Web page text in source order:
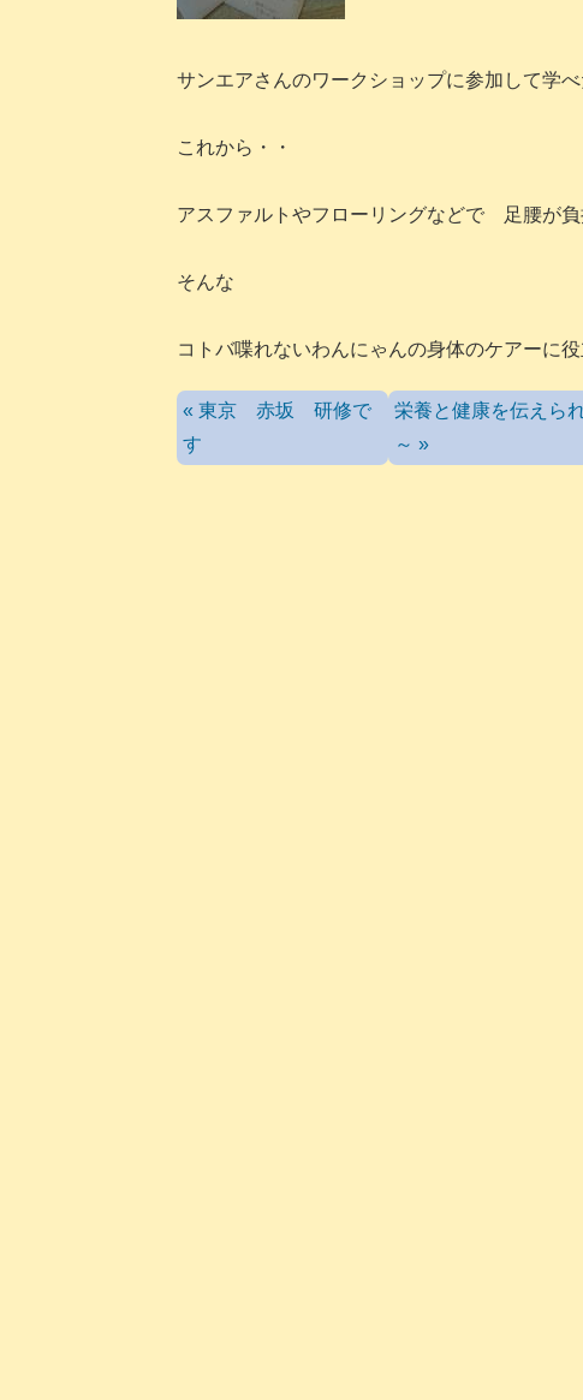
サンエアさんのワークショップに参加して学べ
これから・・
アスファルトやフローリングなどで 足腰が負
そんな
コトバ喋れないわんにゃんの身体のケアーに
« 東京 赤坂 研修で
す
栄養と健康を伝えら
～ »